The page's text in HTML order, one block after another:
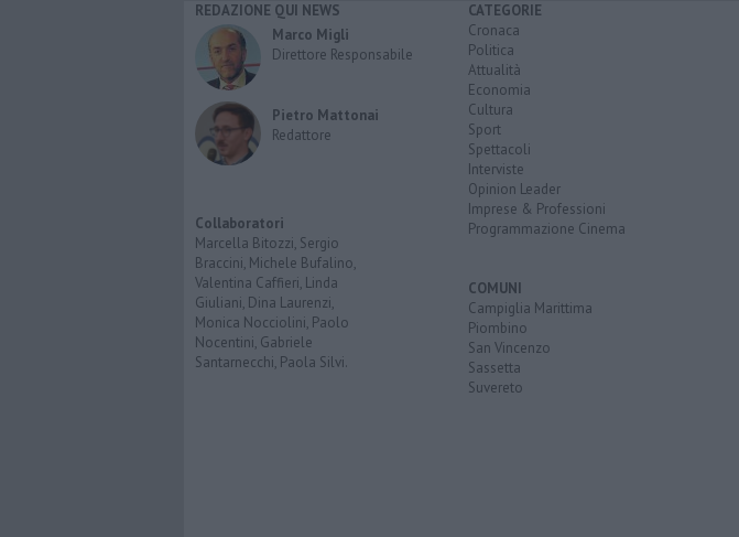
REDAZIONE QUI NEWS
Marco Migli
Direttore Responsabile
Pietro Mattonai
Redattore
Collaboratori
Marcella Bitozzi, Sergio
Braccini, Michele Bufalino,
Valentina Caffieri, Linda
Giuliani, Dina Laurenzi,
Monica Nocciolini, Paolo
Nocentini, Gabriele
Santarnecchi, Paola Silvi.
CATEGORIE
Cronaca
Politica
Attualità
Economia
Cultura
Sport
Spettacoli
Interviste
Opinion Leader
Imprese & Professioni
Programmazione Cinema
COMUNI
Campiglia Marittima
Piombino
San Vincenzo
Sassetta
Suvereto